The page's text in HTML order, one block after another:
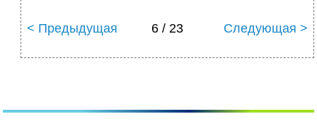
< Предыдущая 6 / 23 Следующая >